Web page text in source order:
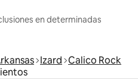
en determinadas
Izard Calico Rock